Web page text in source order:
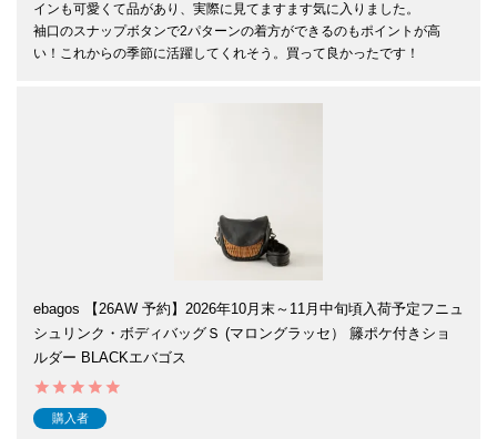
インも可愛くて品があり、実際に見てますます気に入りました。
袖口のスナップボタンで2パターンの着方ができるのもポイントが高
ebagos 【26AW 予約】2026年10月末～11月中旬頃入荷予定フニュ
シュリンク・ボディバッグＳ (マロングラッセ） 籐ポケ付きショ
ルダー BLACKエバゴス
購入者